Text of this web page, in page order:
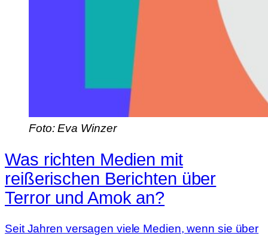
Foto: Eva Winzer
Was richten Medien mit
reißerischen Berichten über
Terror und Amok an?
Seit Jahren versagen viele Medien, wenn sie über